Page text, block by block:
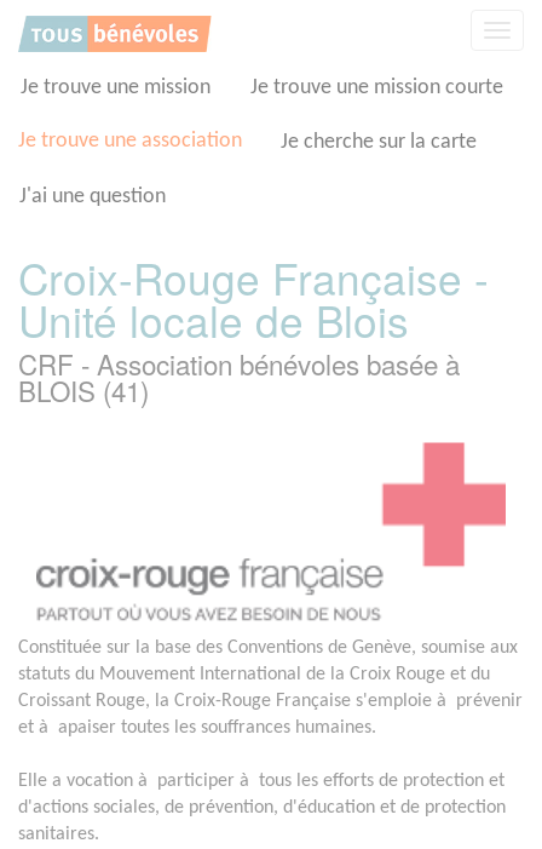
Je trouve une mission Je trouve une mission courte
Je trouve une association Je cherche sur la carte
J'ai une question
Croix-Rouge Française -
Unité locale de Blois
CRF - Association bénévoles basée à
BLOIS (41)
Constituée sur la base des Conventions de Genève, soumise aux
statuts du Mouvement International de la Croix Rouge et du
Croissant Rouge, la Croix-Rouge Française s'emploie à prévenir
et à apaiser toutes les souffrances humaines.
Elle a vocation à participer à tous les efforts de protection et
d'actions sociales, de prévention, d'éducation et de protection
sanitaires.
Panneau de gestion des cookies